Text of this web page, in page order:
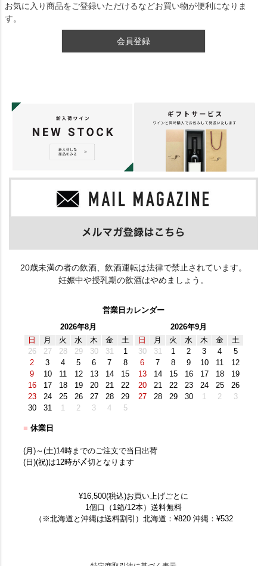
お気に入り商品をご登録いただけるなどお買い物が便利になりま
す。
会員登録
20歳未満の者の飲酒、飲酒運転は法律で禁止されています。
妊娠中や授乳期の飲酒はやめましょう。
営業日カレンダー
2026年8月
日
月 火 水 木 金
土
26
27 28 29 30 31
1
2
3 4 5 6 7
8
9
10 11 12 13 14
15
16
17 18 19 20 21
22
23
24 25 26 27 28
29
30
31 1 2 3 4 5
2026年9月
日
月 火 水 木 金
土
30
31 1 2 3 4
5
6
7 8 9 10 11
12
13
14 15 16 17 18
19
20
21 22 23 24 25
26
27
28 29 30 1 2 3
■ 休業日
(月)～(土)14時までのご注文で当日出荷
(日)(祝)は12時が〆切となります
¥16,500(税込)お買い上げごとに
1個口（1箱/12本）送料無料
（※北海道と沖縄は送料割引）北海道：¥820 沖縄：¥532